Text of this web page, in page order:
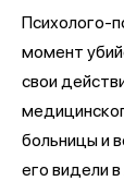
Психолого-
момент
свои
больницы и
его видели